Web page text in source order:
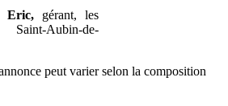
Eric, gérant, les
Aubin-de-
peut varier selon la composition